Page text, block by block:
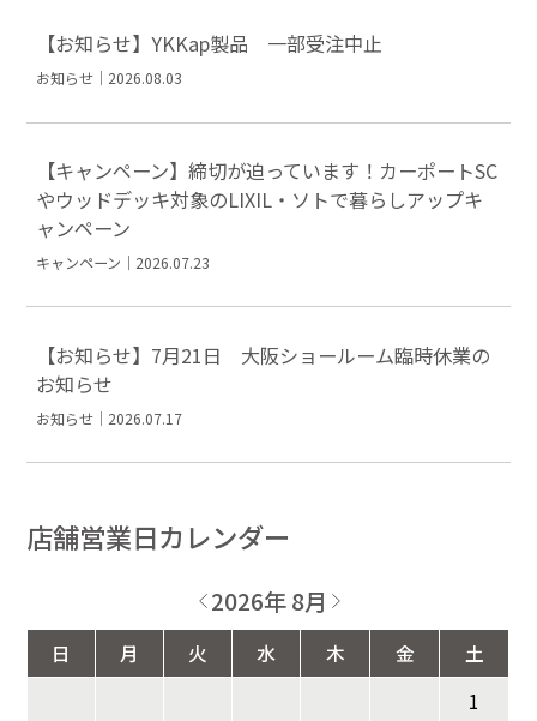
【お知らせ】YKKap製品 一部受注中止
お知らせ｜2026.08.03
【キャンペーン】締切が迫っています！カーポートSC
やウッドデッキ対象のLIXIL・ソトで暮らしアップキ
ャンペーン
キャンペーン｜2026.07.23
【お知らせ】7月21日 大阪ショールーム臨時休業の
お知らせ
お知らせ｜2026.07.17
店舗営業日カレンダー
2026年 8月
日 月 火 水 木 金
土
1